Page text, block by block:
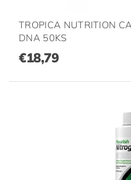
TROPICA NUTRITION
DNA 50KS
€18,79